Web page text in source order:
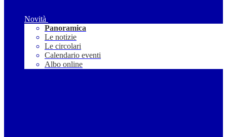
Novità
Panoramica
Le notizie
Le circolari
Calendario eventi
Albo online